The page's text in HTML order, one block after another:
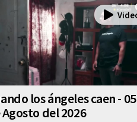
los ángeles caen - 05
del 2026